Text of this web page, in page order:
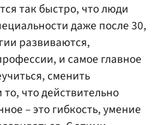
так быстро, что люди
даже после 30,
развиваются,
и самое главное
сменить
что действительно
– это гибкость, умение